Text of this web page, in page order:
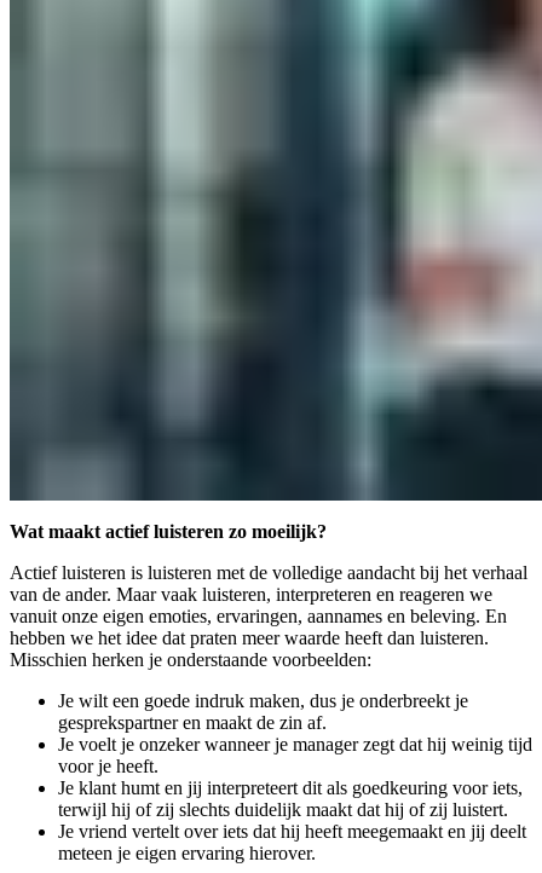
Wat maakt actief luisteren zo moeilijk?
Actief luisteren is luisteren met de volledige aandacht bij het verhaal
van de ander. Maar vaak luisteren, interpreteren en reageren we
vanuit onze eigen emoties, ervaringen, aannames en beleving. En
hebben we het idee dat praten meer waarde heeft dan luisteren.
Misschien herken je onderstaande voorbeelden:
Je wilt een goede indruk maken, dus je onderbreekt je
gesprekspartner en maakt de zin af.
Je voelt je onzeker wanneer je manager zegt dat hij weinig tijd
voor je heeft.
Je klant humt en jij interpreteert dit als goedkeuring voor iets,
terwijl hij of zij slechts duidelijk maakt dat hij of zij luistert.
Je vriend vertelt over iets dat hij heeft meegemaakt en jij deelt
meteen je eigen ervaring hierover.